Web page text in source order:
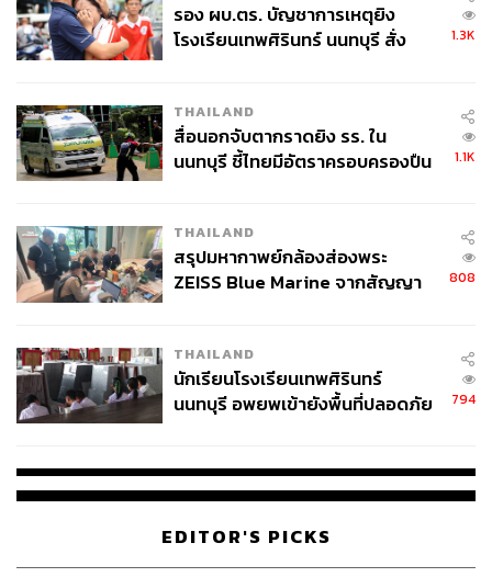
รอง ผบ.ตร. บัญชาการเหตุยิง
โรงเรียนเทพศิรินทร์ นนทบุรี สั่ง
1.3K
THAILAND
สื่อนอกจับตากราดยิง รร. ใน
นนทบุรี ชี้ไทยมีอัตราครอบครองปืน
1.1K
THAILAND
สรุปมหากาพย์กล้องส่องพระ
ZEISS Blue Marine จากสัญญา
จ่ายหนี้-แอบระบุแบรนด์
808
THAILAND
นักเรียนโรงเรียนเทพศิรินทร์
นนทบุรี อพยพเข้ายังพื้นที่ปลอดภัย
794
EDITOR'S PICKS